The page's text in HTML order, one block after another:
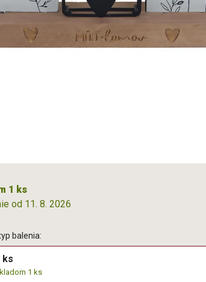
1 ks
od 11. 8. 2026
balenia:
ks
1 ks